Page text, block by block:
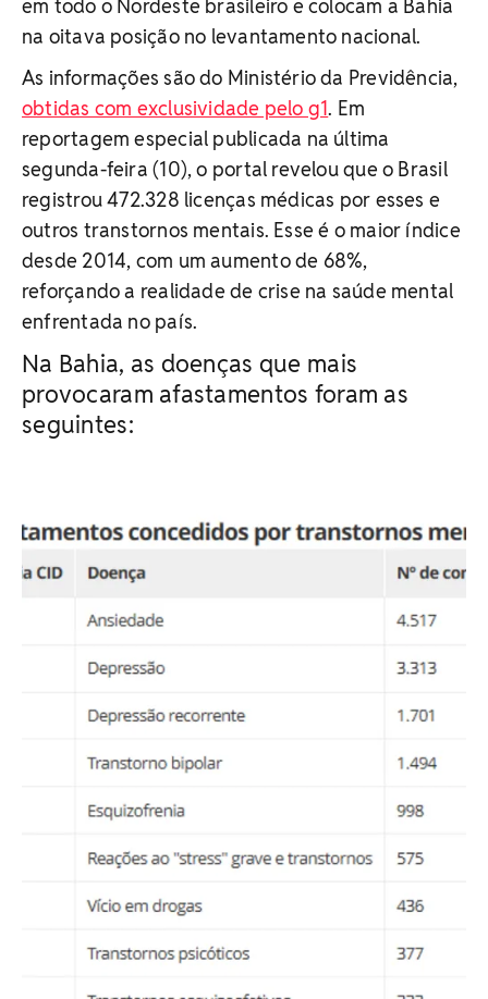
em todo o Nordeste brasileiro e colocam a Bahia
na oitava posição no levantamento nacional.
As informações são do Ministério da Previdência,
obtidas com exclusividade pelo g1. Em
reportagem especial publicada na última
segunda-feira (10), o portal revelou que o Brasil
registrou 472.328 licenças médicas por esses e
outros transtornos mentais. Esse é o maior índice
desde 2014, com um aumento de 68%,
reforçando a realidade de crise na saúde mental
enfrentada no país.
Na Bahia, as doenças que mais
provocaram afastamentos foram as
seguintes: